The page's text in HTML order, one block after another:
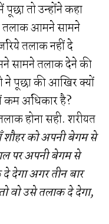
तो उन्होंने कहा
तलाक आमने सामने
तलाक नहीं दे
सामने तलाक देने की
ने पूछा की आखिर क्यों
अधिकार है?
होना सही. शरीयत
शौहर को अपनी बेगम से
पर अपनी बेगम से
देगा अगर तीन बार
वो उसे तलाक दे देगा,